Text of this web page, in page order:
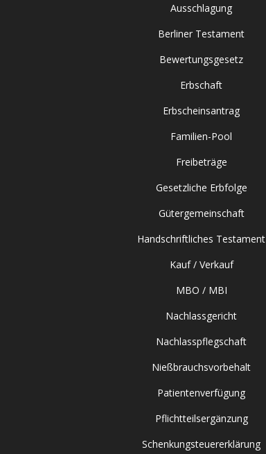
Ausschlagung
Berliner Testament
Bewertungsgesetz
Erbschaft
Erbscheinsantrag
Familien-Pool
Freibeträge
Gesetzliche Erbfolge
Gütergemeinschaft
Handschriftliches Testament
Kauf / Verkauf
MBO / MBI
Nachlassgericht
Nachlasspflegschaft
Nießbrauchsvorbehalt
Patientenverfügung
Pflichtteilsergänzung
Schenkungsteuererklärung